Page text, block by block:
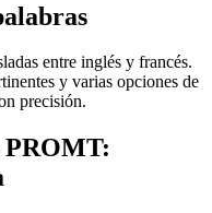
entre inglés y francés.
y varias opciones de
precisión.
PROMT: